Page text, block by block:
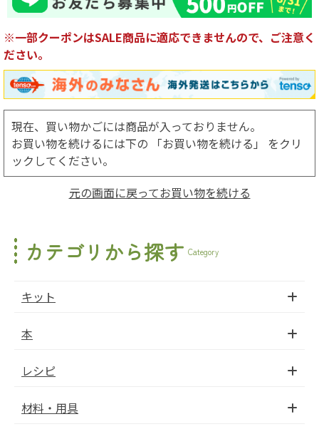
※一部クーポンはSALE商品に適応できませんので、ご注意く
ださい。
現在、買い物かごには商品が入っておりません。
お買い物を続けるには下の 「お買い物を続ける」 をクリ
ックしてください。
元の画面に戻ってお買い物を続ける
カテゴリから探す Category
キット
本
レシピ
材料・用具